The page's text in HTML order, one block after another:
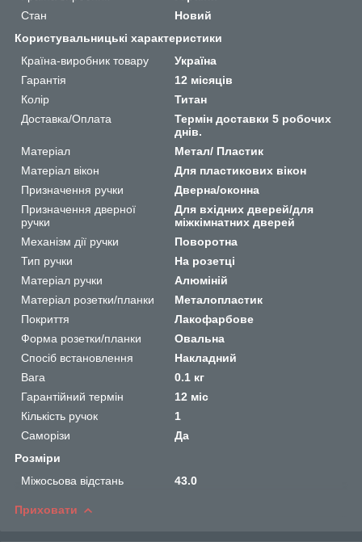
Стан
Новий
Користувальницькі характеристики
Країна-виробник товару
Україна
Гарантія
12 місяців
Колір
Титан
Доставка/Оплата
Термін доставки 5 робочих
днів.
Матеріал
Метал/ Пластик
Матеріал вікон
Для пластикових вікон
Призначення ручки
Дверна/оконна
Призначення дверної
ручки
Для вхідних дверей/для
міжкімнатних дверей
Механізм дії ручки
Поворотна
Тип ручки
На розетці
Матеріал ручки
Алюміній
Матеріал розетки/планки
Металопластик
Покриття
Лакофарбове
Форма розетки/планки
Овальна
Спосіб встановлення
Накладний
Вага
0.1 кг
Гарантійний термін
12 міс
Кількість ручок
1
Саморізи
Да
Розміри
Міжосьова відстань
43.0
Приховати